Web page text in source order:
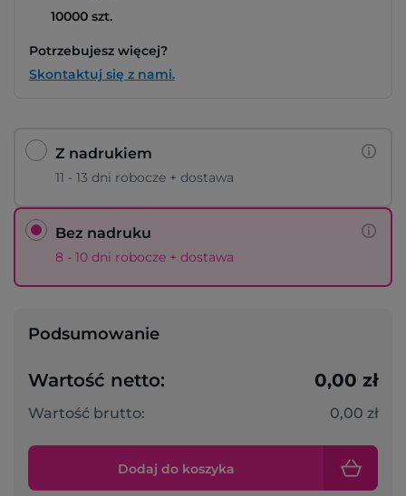
10000 szt.
Potrzebujesz więcej?
Skontaktuj się z nami.
Z nadrukiem
11 - 13 dni robocze + dostawa
Bez nadruku
8 - 10 dni robocze + dostawa
Podsumowanie
Wartość netto: 0,00 zł
Wartość brutto: 0,00 zł
Dodaj do koszyka